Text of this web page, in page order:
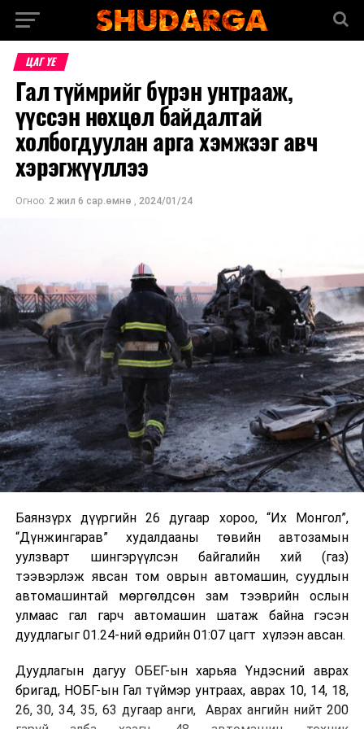
ЦАГ ҮЕ
Гал түймрийг бүрэн унтрааж,
үүссэн нөхцөл байдалтай
холбогдуулан арга хэмжээг авч
хэрэгжүүллээ
Огноо: 2 жил 6 сар.өмнө , 2024/01/24
Баянзүрх дүүргийн 26 дугаар хороо, “Их Монгол”,
“Дүнжингарав” худалдааны төвийн автозамын
уулзварт шингэрүүлсэн байгалийн хий (газ)
тээвэрлэж явсан том оврын автомашин, суудлын
автомашинтай мөргөлдсөн зам тээврийн ослын
улмаас гал гарч автомашин шатаж байна гэсэн
дуудлагыг 01.24-ний өдрийн 01:07 цагт хүлээн авсан.
Дуудлагын дагуу ОБЕГ-ын харьяа Үндэсний аврах
бригад, НОБГ-ын Гал түймэр унтраах, аврах 10, 14, 18,
26, 30, 34, 35, 63 дугаар анги, Аврах ангийн нийт 200